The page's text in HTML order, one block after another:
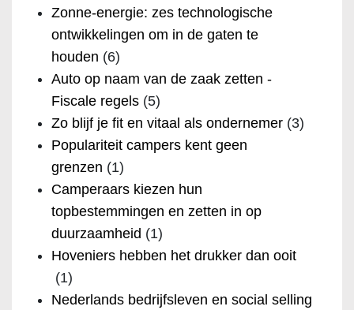
Zonne-energie: zes technologische
ontwikkelingen om in de gaten te
houden (6)
Auto op naam van de zaak zetten -
Fiscale regels (5)
Zo blijf je fit en vitaal als ondernemer (3)
Populariteit campers kent geen
grenzen (1)
Camperaars kiezen hun
topbestemmingen en zetten in op
duurzaamheid (1)
Hoveniers hebben het drukker dan ooit
(1)
Nederlands bedrijfsleven en social selling